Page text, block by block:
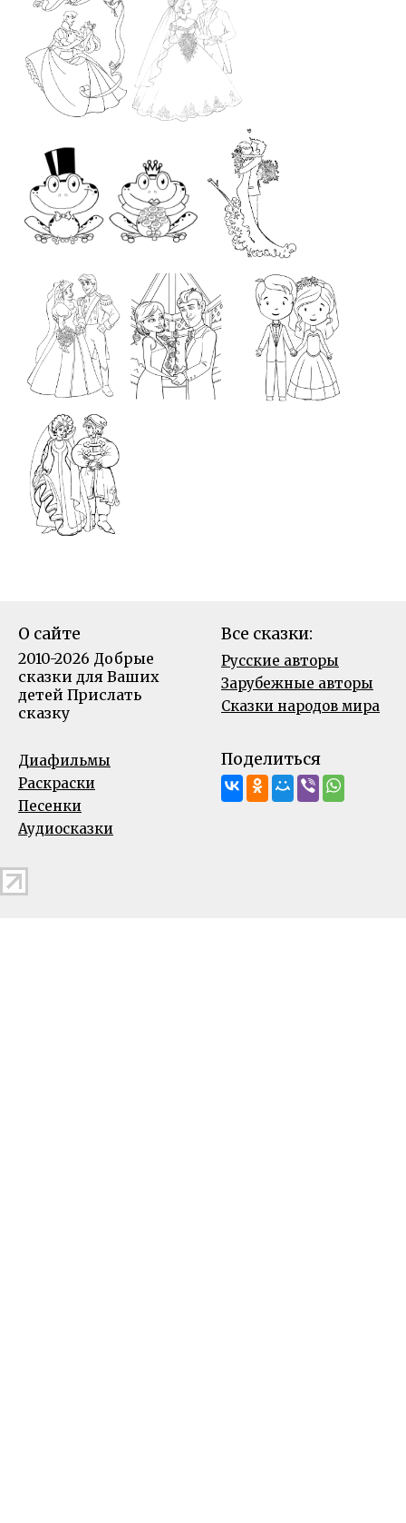
О сайте
2010-2026 Добрые
сказки для Ваших
детей Прислать
сказку
Все сказки:
Русские авторы
Зарубежные авторы
Сказки народов мира
Диафильмы
Раскраски
Песенки
Аудиосказки
Поделиться